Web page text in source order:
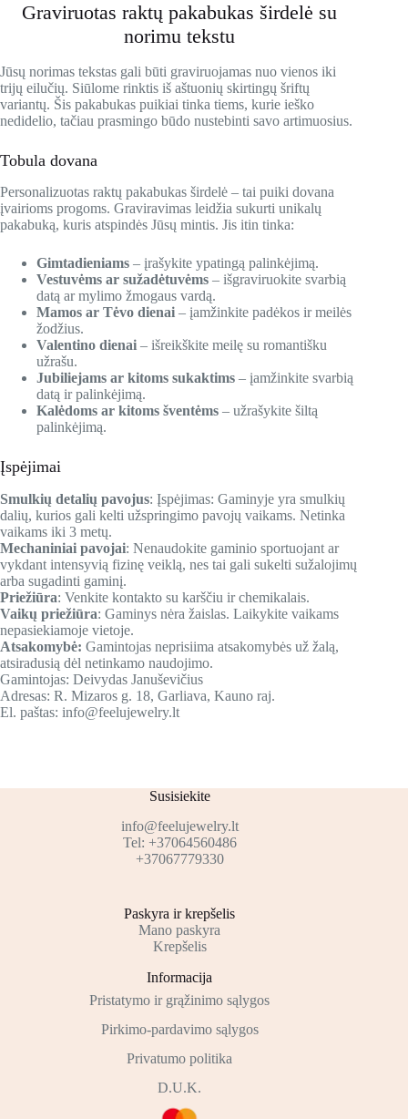
Graviruotas raktų pakabukas širdelė su
norimu tekstu
Jūsų norimas tekstas gali būti graviruojamas nuo vienos iki
trijų eilučių. Siūlome rinktis iš aštuonių skirtingų šriftų
variantų. Šis pakabukas puikiai tinka tiems, kurie ieško
nedidelio, tačiau prasmingo būdo nustebinti savo artimuosius.
Tobula dovana
Personalizuotas raktų pakabukas širdelė – tai puiki dovana
įvairioms progoms. Graviravimas leidžia sukurti unikalų
pakabuką, kuris atspindės Jūsų mintis. Jis itin tinka:
Gimtadieniams – įrašykite ypatingą palinkėjimą.
Vestuvėms ar sužadėtuvėms – išgraviruokite svarbią
datą ar mylimo žmogaus vardą.
Mamos ar Tėvo dienai – įamžinkite padėkos ir meilės
žodžius.
Valentino dienai – išreikškite meilę su romantišku
užrašu.
Jubiliejams ar kitoms sukaktims – įamžinkite svarbią
datą ir palinkėjimą.
Kalėdoms ar kitoms šventėms – užrašykite šiltą
palinkėjimą.
Įspėjimai
Smulkių detalių pavojus: Įspėjimas: Gaminyje yra smulkių
dalių, kurios gali kelti užspringimo pavojų vaikams. Netinka
vaikams iki 3 metų.
Mechaniniai pavojai: Nenaudokite gaminio sportuojant ar
vykdant intensyvią fizinę veiklą, nes tai gali sukelti sužalojimų
arba sugadinti gaminį.
Priežiūra: Venkite kontakto su karščiu ir chemikalais.
Vaikų priežiūra: Gaminys nėra žaislas. Laikykite vaikams
nepasiekiamoje vietoje.
Atsakomybė: Gamintojas neprisiima atsakomybės už žalą,
atsiradusią dėl netinkamo naudojimo.
Gamintojas: Deivydas Januševičius
Adresas: R. Mizaros g. 18, Garliava, Kauno raj.
El. paštas: info@feelujewelry.lt
Susisiekite
info@feelujewelry.lt
Tel: +37064560486
+37067779330
Paskyra ir krepšelis
Mano paskyra
Krepšelis
Informacija
Pristatymo ir grąžinimo sąlygos
Pirkimo-pardavimo sąlygos
Privatumo politika
D.U.K.